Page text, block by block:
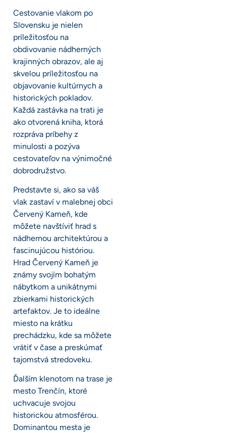
Cestovanie vlakom po
Slovensku je nielen
príležitosťou na
obdivovanie nádherných
krajinných obrazov, ale aj
skvelou príležitosťou na
objavovanie kultúrnych a
historických pokladov.
Každá zastávka na trati je
ako otvorená kniha, ktorá
rozpráva príbehy z
minulosti a pozýva
cestovateľov na výnimočné
dobrodružstvo.
Predstavte si, ako sa váš
vlak zastaví v malebnej obci
Červený Kameň, kde
môžete navštíviť hrad s
nádhernou architektúrou a
fascinujúcou históriou.
Hrad Červený Kameň je
známy svojím bohatým
nábytkom a unikátnymi
zbierkami historických
artefaktov. Je to ideálne
miesto na krátku
prechádzku, kde sa môžete
vrátiť v čase a preskúmať
tajomstvá stredoveku.
Ďalším klenotom na trase je
mesto Trenčín, ktoré
uchvacuje svojou
historickou atmosférou.
Dominantou mesta je